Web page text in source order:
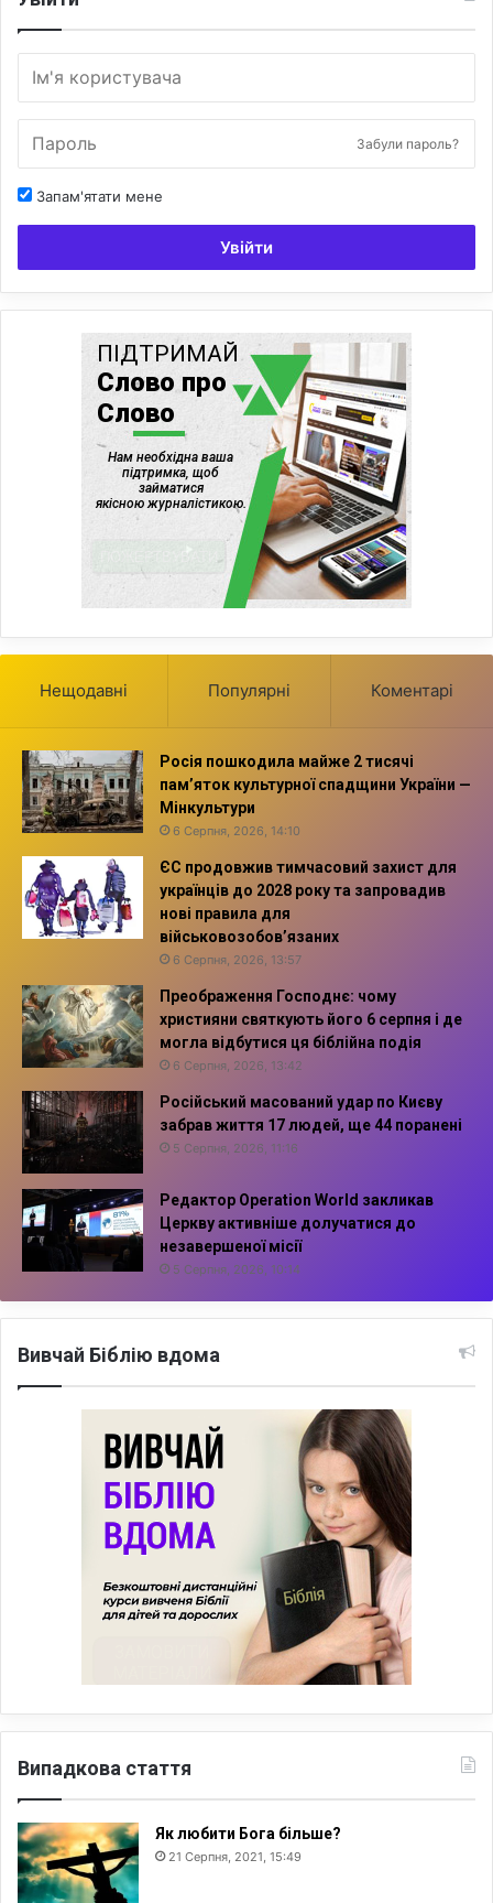
Забули пароль?
Запам'ятати мене
Увійти
Нещодавні Популярні Коментарі
Росія пошкодила майже 2 тисячі
пам’яток культурної спадщини України —
Мінкультури
6 Серпня, 2026, 14:10
ЄС продовжив тимчасовий захист для
українців до 2028 року та запровадив
нові правила для
військовозобов’язаних
6 Серпня, 2026, 13:57
Преображення Господнє: чому
християни святкують його 6 серпня і де
могла відбутися ця біблійна подія
6 Серпня, 2026, 13:42
Російський масований удар по Києву
забрав життя 17 людей, ще 44 поранені
5 Серпня, 2026, 11:16
Редактор Operation World закликав
Церкву активніше долучатися до
незавершеної місії
5 Серпня, 2026, 10:14
Вивчай Біблію вдома
Випадкова стаття
Як любити Бога більше?
21 Серпня, 2021, 15:49